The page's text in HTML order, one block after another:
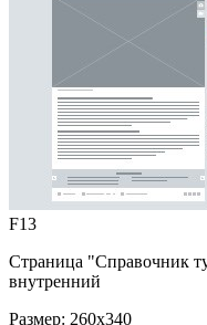
F13
Страница "Справочник
внутренний
Размер: 260x340